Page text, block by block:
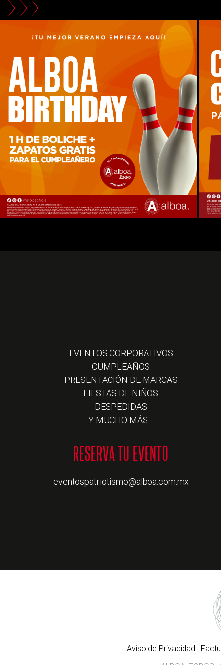
EVENTOS CORPORATIVOS
CUMPLEAÑOS
PRESENTACIÓN DE MARCAS
FIESTAS DE NIÑOS
DESPEDIDAS
Y MUCHO MÁS…
eventospatriotismo@alboa.com.mx
Aviso de Privacidad |